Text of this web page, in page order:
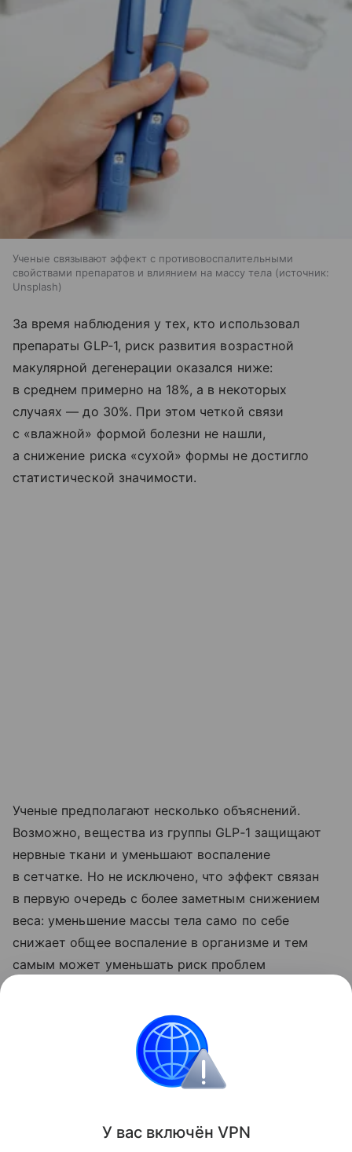
Ученые связывают эффект с противовоспалительными
свойствами препаратов и влиянием на массу тела
источник:
Unsplash
За время наблюдения у тех, кто использовал
препараты GLP‑1, риск развития возрастной
макулярной дегенерации оказался ниже:
в среднем примерно на 18%, а в некоторых
случаях — до 30%. При этом четкой связи
с «влажной» формой болезни не нашли,
а снижение риска «сухой» формы не достигло
статистической значимости.
Ученые предполагают несколько объяснений.
Возможно, вещества из группы GLP‑1 защищают
нервные ткани и уменьшают воспаление
в сетчатке. Но не исключено, что эффект связан
в первую очередь с более заметным снижением
веса: уменьшение массы тела само по себе
снижает общее воспаление в организме и тем
самым может уменьшать риск проблем
рассказывала
раскрыто влияние «Оземпика» на работу сердца.
У вас включён VPN